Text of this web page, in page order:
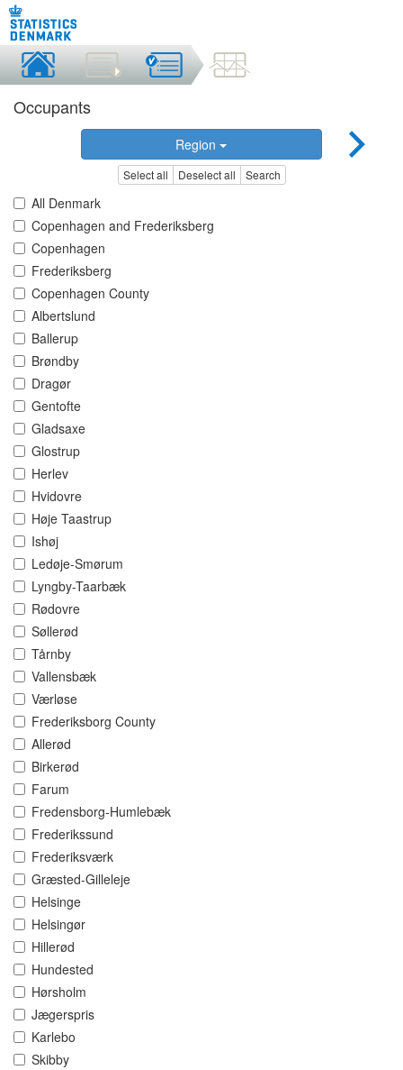
Occupants
Region
Select all Deselect all Search
All Denmark
Copenhagen and Frederiksberg
Copenhagen
Frederiksberg
Copenhagen County
Albertslund
Ballerup
Brøndby
Dragør
Gentofte
Gladsaxe
Glostrup
Herlev
Hvidovre
Høje Taastrup
Ishøj
Ledøje-Smørum
Lyngby-Taarbæk
Rødovre
Søllerød
Tårnby
Vallensbæk
Værløse
Frederiksborg County
Allerød
Birkerød
Farum
Fredensborg-Humlebæk
Frederikssund
Frederiksværk
Græsted-Gilleleje
Helsinge
Helsingør
Hillerød
Hundested
Hørsholm
Jægerspris
Karlebo
Skibby